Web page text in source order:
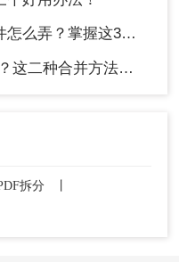
握这3种方法轻松合并！
种合并方法了解下！
拆分
丨